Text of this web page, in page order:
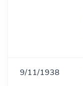
9/11/1938